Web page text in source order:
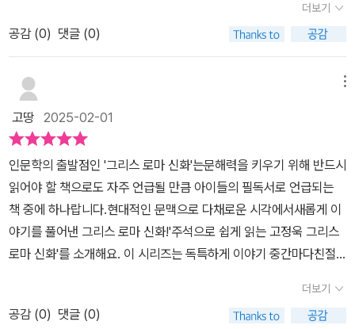
야기.자신의 소신을 주장해 원하는 것을 얻게 되기도 하지만, 가끔은
때와 장소를 가리지 않고 하는 행동으로 피해를 입기도 한다. 말조심.
입조심은 백번 강조해도 모자람이 없는 교훈이다.많은 등장인물 못지
않게, 다양한 메시지를 담고 있는 3편은 아이와 함께 토론할 주제가
많았다.고학년들과 독후 활동하기 좋은 책. 엄마가 함께 읽고 이야기
나눠보길 추천한다.🙋 그리스로마 신화 만화로만 보던 친구들에게🙋
그리스로마 신화를 좋아하는 아이들에게알기 쉽게 풀어쓴 신화 이야
기와 다양한 캐릭터로 상상력을 자극하는 그리스로마 신화로 가득한
책이라 추천합니다. ✨️✨️✨️✨️✨️⭕️ 이 서평은 비전비앤피(@visionb
np) 서평단 자격으로 책을 제공받아 주관적으로 작성하였습니다. #
주석으로쉽게읽는고정우그리스로마신화 #고정욱 #애플북스#3편_
사랑과기쁨그리고죽음 #고전 #그리스로마신화 #고정욱그리스로마
새롭게 만나는 《주석으로 쉽게 읽는 고정욱 그리스로마 신화》 시리즈
세번째 이야기 <사랑과 기쁨, 그리고 죽음>편!우리가 살면서 절대 빠
트릴수 없는 이야기가 사랑과 죽음이 아닐까?남녀간의 사랑, 부모 자
식간의 사랑. 그리고 사랑하는 이와의 이별인 죽음까지.그리스로마신
화에서 보여주는 신들의 모습을 통해 용기, 지혜, 사랑,질투, 믿음, 배
신, 분노와 용서 등을 만나며 인간들이 살아가는데 필요한 가치와 다
양한 감정, 인간존재의 본질적 질문에 답을 찾게 한다.3편에서는 태
양의 신 헬리오스의 아들 파에톤 이야기, 포도주의 신 디오니소스, 황
금을 만드는 손 미다스 왕, 반인반수 판 등의 이야기로 우리의 호기심
과 흥미를 부른다.사춘기에 들어선 아이들과 함께 보면서 파에톤 이
야기가 더 흥미롭게 다녀왔다. 자신이 태양의 신 헬리오스의 아들임
을 증명하고자 하는 파에톤의 고집과 사랑하는 아들의 그릇된 소원을
막지못한 헬리오스를 보면서 많은 생각이 들었다신이 가진 힘과 그
힘을 인간이 잘못 사용할때 벌어지는 일은 온전히 자신이 감당해야한
더보기
공감 (0) 댓글 (0)
고땅 2025-02-01
인문학의 출발점인 '그리스 로마 신화'는문해력을 키우기 위해 반드시
읽어야 할 책으로도 자주 언급될 만큼 아이들의 필독서로 언급되는
책 중에 하나랍니다.현대적인 문맥으로 다채로운 시각에서새롭게 이
야기를 풀어낸 그리스 로마 신화!'주석으로 쉽게 읽는 고정욱 그리스
로마 신화'를 소개해요. 이 시리즈는 독특하게 이야기 중간마다친절
어 좋았답니다. 그리고 만화에서는 조금한정적이었던 이야기들을 생
생한 삽화로흥미진진하게 만날 수 있는 점도 만족했어요.3편에서 가
더보기
공감 (0) 댓글 (0)